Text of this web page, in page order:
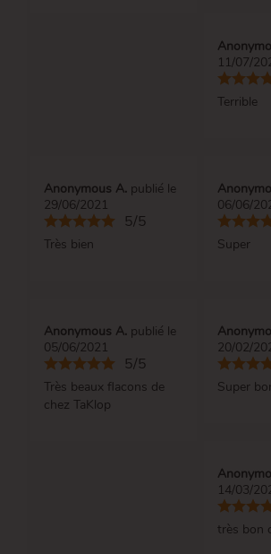
11/07/
Terrible
Anonymous A. publié le
29/06/2021
5/5
Très bien
06/06/
Super
Anonymous A. publié le
05/06/2021
5/5
Très beaux flacons de
chez TaKlop
20/02/
Super
14/03/
très bon